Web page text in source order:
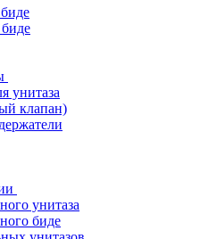
унитаза
клапан)
унитаза
биде